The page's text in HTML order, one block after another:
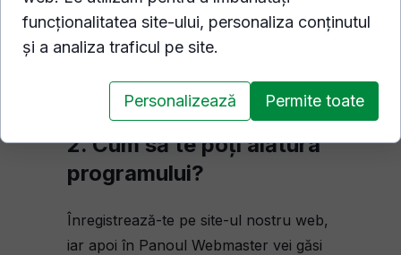
2. Cum să te poți alătura
programului?
Înregistrează-te pe site-ul nostru web,
iar apoi în Panoul Webmaster vei găsi
nicio restricție sau verificare pentru a te
alătura programului de Recomandă și
Câștiogă. Nu trebuie să ai un site web la
noi. Pur și simplu înregistrează-te.
funcționalitatea site-ului, personaliza conținutul
și a analiza traficul pe site.
Personalizează Permite toate